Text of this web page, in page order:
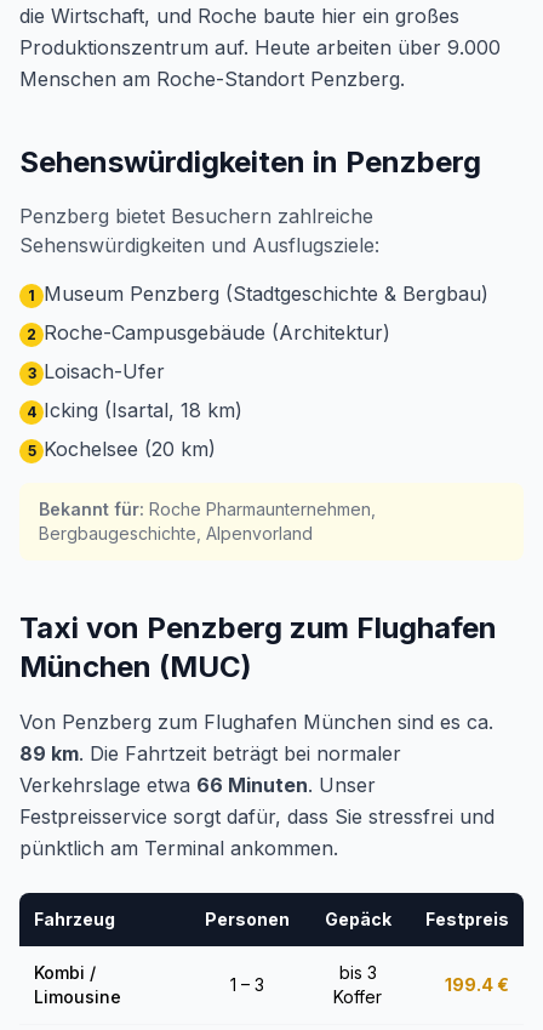
die Wirtschaft, und Roche baute hier ein großes
Produktionszentrum auf. Heute arbeiten über 9.000
Menschen am Roche-Standort Penzberg.
Sehenswürdigkeiten in Penzberg
Penzberg bietet Besuchern zahlreiche
Sehenswürdigkeiten und Ausflugsziele:
1 Museum Penzberg (Stadtgeschichte & Bergbau)
2 Roche-Campusgebäude (Architektur)
3 Loisach-Ufer
4 Icking (Isartal, 18 km)
5 Kochelsee (20 km)
Bekannt für: Roche Pharmaunternehmen,
Bergbaugeschichte, Alpenvorland
Taxi von Penzberg zum Flughafen
München (MUC)
Von Penzberg zum Flughafen München sind es ca.
89 km. Die Fahrtzeit beträgt bei normaler
Verkehrslage etwa 66 Minuten. Unser
Festpreisservice sorgt dafür, dass Sie stressfrei und
pünktlich am Terminal ankommen.
Fahrzeug Personen Gepäck Festpreis
Kombi /
Limousine
1 – 3
bis 3
Koffer
199.4€